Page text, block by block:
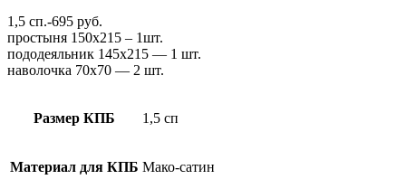
1,5 сп.-695 руб.
простыня 150х215 – 1шт.
пододеяльник 145х215 — 1 шт.
наволочка 70х70 — 2 шт.
Размер КПБ 1,5 сп
Материал для КПБ Мако-сатин